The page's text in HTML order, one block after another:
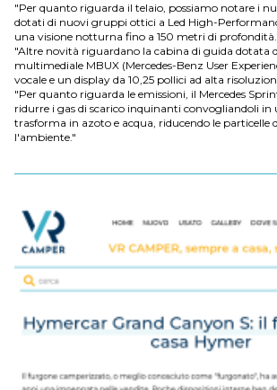
"Per quanto riguarda il telaio, possiamo notare i
dotati di nuovi gruppi ottici a Led High-
una visione notturna fino a 150 metri di
"Altre novità riguardano la cabina di guida dotata
multimediale MBUX (Mercedes-Benz User
vocale e un display da 10,25 pollici ad alta
"Per quanto riguarda le emissioni, il Mercedes
ridurre i gas di scarico inquinanti convogliandoli in
trasforma in azoto e acqua, riducendo le particelle
l'ambiente."